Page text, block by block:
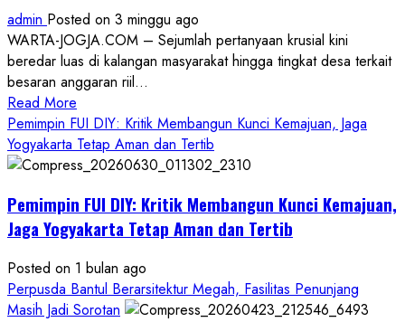
admin Posted on 3 minggu ago
WARTA-JOGJA.COM – Sejumlah pertanyaan krusial kini
beredar luas di kalangan masyarakat hingga tingkat desa terkait
besaran anggaran riil...
Read More
more
about
Anggaran
KDMP
Rp1,6
Diduga
Hanya
Separuhnya
Pemimpin FUI DIY: Kritik Membangun Kunci Kemajuan, Jaga
Yogyakarta Tetap Aman dan Tertib
Pemimpin FUI DIY: Kritik Membangun Kunci Kemajuan,
Jaga Yogyakarta Tetap Aman dan Tertib
Posted on 1 bulan ago
Perpusda Bantul Berarsitektur Megah, Fasilitas Penunjang
Masih Jadi Sorotan